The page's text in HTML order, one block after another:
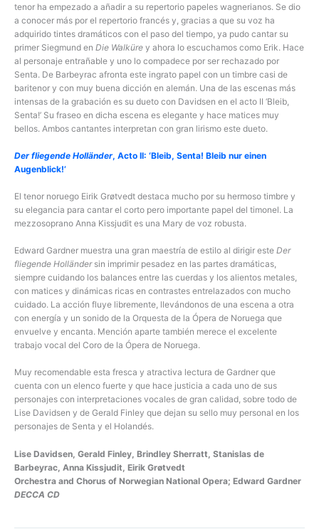
tenor ha empezado a añadir a su repertorio papeles wagnerianos. Se dio
a conocer más por el repertorio francés y, gracias a que su voz ha
adquirido tintes dramáticos con el paso del tiempo, ya pudo cantar su
primer Siegmund en Die Walküre y ahora lo escuchamos como Erik. Hace
al personaje entrañable y uno lo compadece por ser rechazado por
Senta. De Barbeyrac afronta este ingrato papel con un timbre casi de
baritenor y con muy buena dicción en alemán. Una de las escenas más
intensas de la grabación es su dueto con Davidsen en el acto II ‘Bleib,
Senta!’ Su fraseo en dicha escena es elegante y hace matices muy
bellos. Ambos cantantes interpretan con gran lirismo este dueto.
Der fliegende Holländer, Acto II: ‘Bleib, Senta! Bleib nur einen
Augenblick!’
El tenor noruego Eirik Grøtvedt destaca mucho por su hermoso timbre y
su elegancia para cantar el corto pero importante papel del timonel. La
mezzosoprano Anna Kissjudit es una Mary de voz robusta.
Edward Gardner muestra una gran maestría de estilo al dirigir este Der
fliegende Holländer sin imprimir pesadez en las partes dramáticas,
siempre cuidando los balances entre las cuerdas y los alientos metales,
con matices y dinámicas ricas en contrastes entrelazados con mucho
cuidado. La acción fluye libremente, llevándonos de una escena a otra
con energía y un sonido de la Orquesta de la Ópera de Noruega que
envuelve y encanta. Mención aparte también merece el excelente
trabajo vocal del Coro de la Ópera de Noruega.
Muy recomendable esta fresca y atractiva lectura de Gardner que
cuenta con un elenco fuerte y que hace justicia a cada uno de sus
personajes con interpretaciones vocales de gran calidad, sobre todo de
Lise Davidsen y de Gerald Finley que dejan su sello muy personal en los
personajes de Senta y el Holandés.
Lise Davidsen, Gerald Finley, Brindley Sherratt, Stanislas de
Barbeyrac, Anna Kissjudit, Eirik Grøtvedt
Orchestra and Chorus of Norwegian National Opera; Edward Gardner
DECCA CD